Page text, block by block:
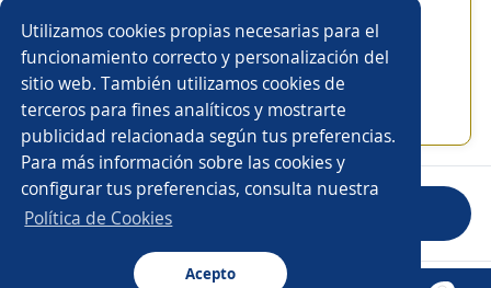
Utilizamos cookies propias necesarias para el
funcionamiento correcto y personalización del
sitio web. También utilizamos cookies de
terceros para fines analíticos y mostrarte
publicidad relacionada según tus preferencias.
Para más información sobre las cookies y
configurar tus preferencias, consulta nuestra
Política de Cookies
Acepto
Instructor Tecnico
4.5
Olmeca
Cobán, Alta Verapaz
Hace 6 días
Anterior